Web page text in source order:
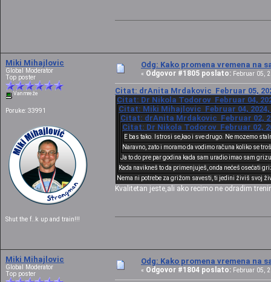
Miki Mihajlovic
Global Moderator
Top poster
Van mreže
Poruke: 33991
Shut the f..k up and train!!!
Odg: Kako promena vremena na
« Odgovor #1805 poslato: Februar 05,
Citat: drAnita Mrdakovic Februar 05,
Citat: Dr Nikola Todorov Februar 04,
Citat: Miki Mihajlovic Februar 04, 2024,
Citat: drAnita Mrdakovic Februar 02,
Citat: Dr Nikola Todorov Februar 02,
E bas tako. Istrosi se,kao i sve drugo. Ne mozemo
Naravno, zato i moramo da vodimo računa koliko se
Ja to do pre par godina kada sam uradio imao sam
Kada navikneš to da primenjuješ, onda nećeš osećati
Nema ni potrebe za grižom savesti, ti jedini živiš svoj
Kvalitetan jeste,ali ako recimo ne odradim
Miki Mihajlovic
Global Moderator
Top poster
Odg: Kako promena vremena na
« Odgovor #1804 poslato: Februar 05,